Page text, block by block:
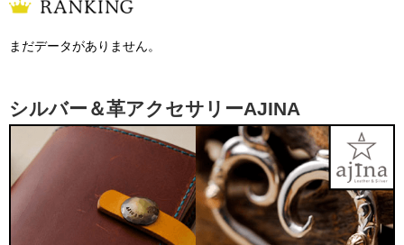
まだデータがありません。
シルバー＆革アクセサリーAJINA